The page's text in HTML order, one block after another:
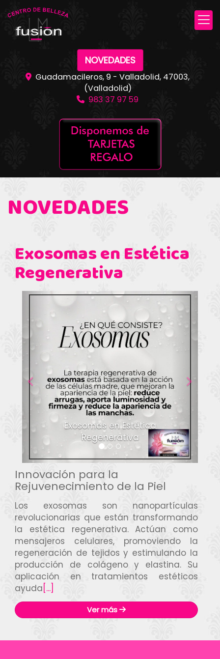
NOVEDADES
Guadamacileros, 9 - Valladolid, 47003,
(Valladolid)
983 37 97 59
NOVEDADES
Exosomas en Estética
Regenerativa
Exosomas en Estética
Regenerativa
Anterior
Innovación para la
Rejuvenecimiento de la Piel
Los exosomas son nanopartículas
revolucionarias que están transformando
la estética regenerativa. Actúan como
mensajeros celulares, promoviendo la
regeneración de tejidos y estimulando la
producción de colágeno y elastina. Su
aplicación en tratamientos estéticos
ayuda [...]
Ver más